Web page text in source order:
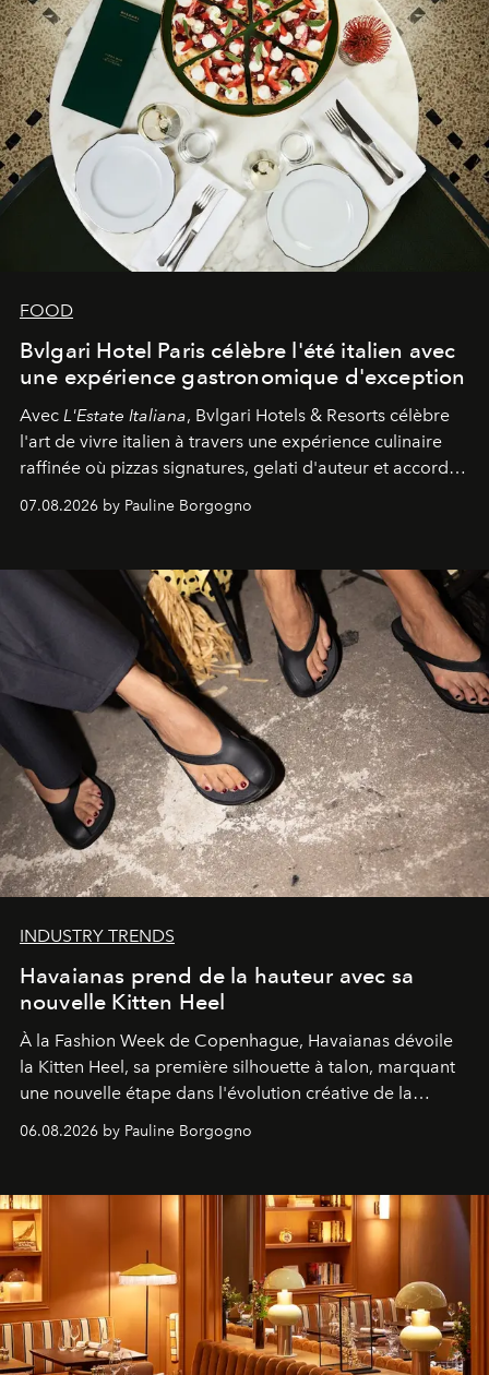
FOOD
Bvlgari Hotel Paris célèbre l'été italien avec
une expérience gastronomique d'exception
Avec L'Estate Italiana, Bvlgari Hotels & Resorts célèbre
l'art de vivre italien à travers une expérience culinaire
raffinée où pizzas signatures, gelati d'auteur et accords
d'exception composent un véritable voyage sensoriel.
07.08.2026 by Pauline Borgogno
INDUSTRY TRENDS
Havaianas prend de la hauteur avec sa
nouvelle Kitten Heel
À la Fashion Week de Copenhague, Havaianas dévoile
la Kitten Heel, sa première silhouette à talon, marquant
une nouvelle étape dans l'évolution créative de la
06.08.2026 by Pauline Borgogno